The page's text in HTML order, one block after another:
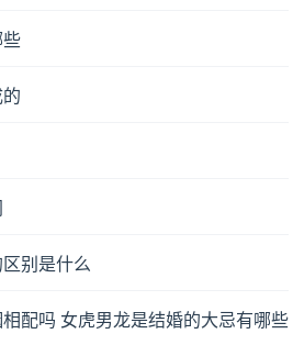
别是什么
配吗 女虎男龙是结婚的大忌有哪些